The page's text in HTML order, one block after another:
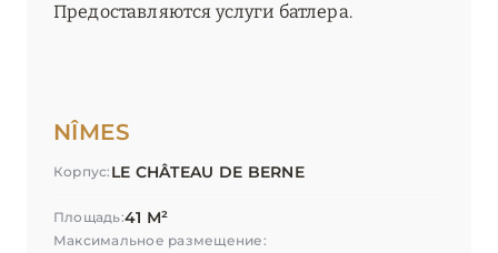
Предоставляются услуги батлера.
NÎMES
Корпус: LE CHÂTEAU DE BERNE
Площадь:41 М²
Максимальное размещение: